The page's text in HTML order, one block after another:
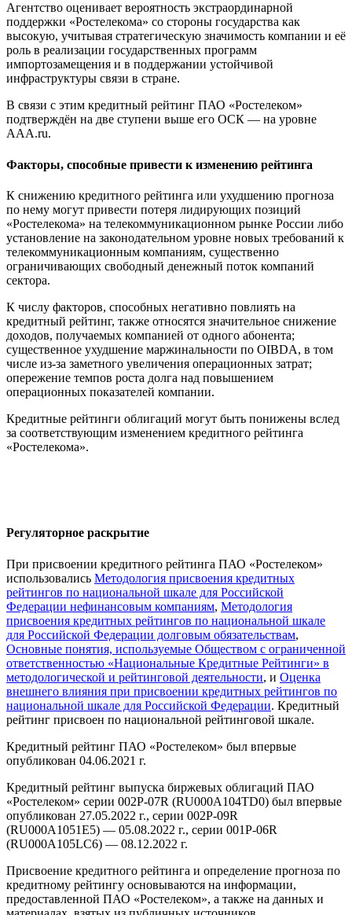
Агентство оценивает вероятность экстраординарной
поддержки «Ростелекома» со стороны государства как
высокую, учитывая стратегическую значимость компании и её
роль в реализации государственных программ
импортозамещения и в поддержании устойчивой
инфраструктуры связи в стране.
В связи с этим кредитный рейтинг ПАО «Ростелеком»
подтверждён на две ступени выше его ОСК — на уровне
AAА.ru.
Факторы, способные привести к изменению рейтинга
К снижению кредитного рейтинга или ухудшению прогноза
по нему могут привести потеря лидирующих позиций
«Ростелекома» на телекоммуникационном рынке России либо
установление на законодательном уровне новых требований к
телекоммуникационным компаниям, существенно
ограничивающих свободный денежный поток компаний
сектора.
К числу факторов, способных негативно повлиять на
кредитный рейтинг, также относятся значительное снижение
доходов, получаемых компанией от одного абонента;
существенное ухудшение маржинальности по OIBDA, в том
числе из-за заметного увеличения операционных затрат;
опережение темпов роста долга над повышением
операционных показателей компании.
Кредитные рейтинги облигаций могут быть понижены вслед
за соответствующим изменением кредитного рейтинга
«Ростелекома».
Регуляторное раскрытие
При присвоении кредитного рейтинга ПАО «Ростелеком»
использовались Методология присвоения кредитных
рейтингов по национальной шкале для Российской
Федерации нефинансовым компаниям, Методология
присвоения кредитных рейтингов по национальной шкале
для Российской Федерации долговым обязательствам,
Основные понятия, используемые Обществом с ограниченной
ответственностью «Национальные Кредитные Рейтинги» в
методологической и рейтинговой деятельности, и Оценка
внешнего влияния при присвоении кредитных рейтингов по
национальной шкале для Российской Федерации. Кредитный
рейтинг присвоен по национальной рейтинговой шкале.
Кредитный рейтинг ПАО «Ростелеком» был впервые
опубликован 04.06.2021 г.
Кредитный рейтинг выпуска биржевых облигаций ПАО
«Ростелеком» серии 002Р-07R (RU000А104TD0) был впервые
опубликован 27.05.2022 г., серии 002Р-09R
(RU000A1051E5) — 05.08.2022 г., серии 001P-06R
(RU000A105LC6) — 08.12.2022 г.
Присвоение кредитного рейтинга и определение прогноза по
кредитному рейтингу основываются на информации,
предоставленной ПАО «Ростелеком», а также на данных и